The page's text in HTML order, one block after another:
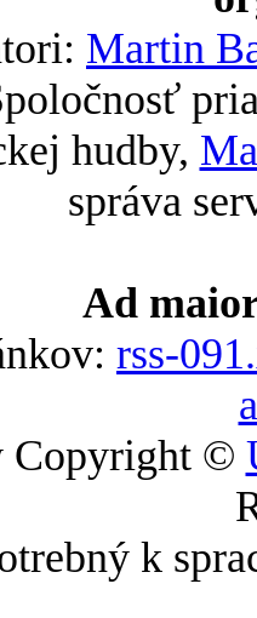
Martin
hudby,
správa
Ad
rss-
Copyright ©
k